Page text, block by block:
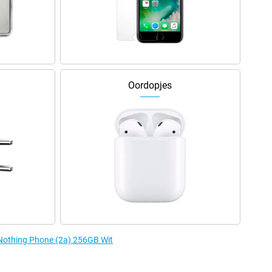
Oordopjes
Phone (2a) 256GB Wit